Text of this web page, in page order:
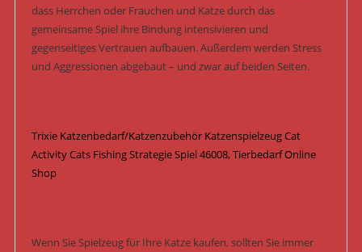
dass Herrchen oder Frauchen und Katze durch das
gemeinsame Spiel ihre Bindung intensivieren und
gegenseitiges Vertrauen aufbauen. Außerdem werden Stress
und Aggressionen abgebaut – und zwar auf beiden Seiten.
Trixie Katzenbedarf/Katzenzubehör Katzenspielzeug Cat
Activity Cats Fishing Strategie Spiel 46008, Tierbedarf Online
Shop
Wenn Sie Spielzeug für Ihre Katze kaufen, sollten Sie immer